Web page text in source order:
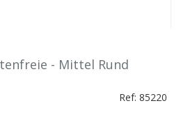
- Mittel Rund
Ref: 85220